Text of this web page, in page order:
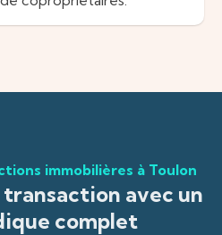
immobilières à Toulon
avec un
complet